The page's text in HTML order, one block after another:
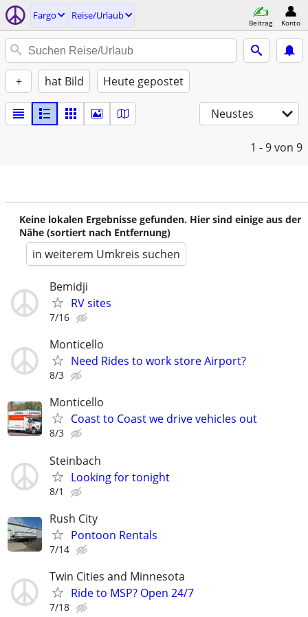
Fargo Reise/Urlaub
Beitrag Konto
+ hat Bild Heute gepostet
Neustes
1 - 9von 9
Keine lokalen Ergebnisse gefunden. Hier sind einige aus der
Nähe (sortiert nach Entfernung)
in weiterem Umkreis suchen
Bemidji
RV sites
7/16
Monticello
Need Rides to work store Airport?
8/3
Monticello
Coast to Coast we drive vehicles out
8/3
Steinbach
Looking for tonight
8/1
Rush City
Pontoon Rentals
7/14
Twin Cities and Minnesota
Ride to MSP? Open 24/7
7/18